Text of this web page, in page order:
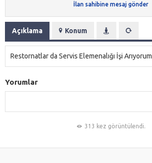
İlan sahibine mesaj gönder
Açıklama Konum
Restornatlar da Servis Elemenalığı İşi Arıyorum
Yorumlar
313 kez görüntülendi.